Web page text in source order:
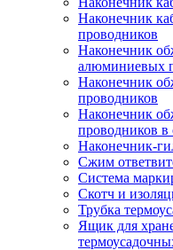
Наконечник
проводников
Наконечник
алюминиевых
Наконечник
проводников
Наконечник
проводников в
Наконечник-
Сжим
Система
Скотч и
Трубка
Ящик для